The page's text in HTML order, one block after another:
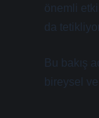
önemli
da
Bu bakış
bireysel